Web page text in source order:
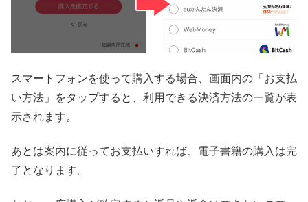
スマートフォンを使って購入する場合、画面内の「お支払
い方法」をタップすると、利用できる決済方法の一覧が表
示されます。
あとは案内に従ってお支払いすれば、電子書籍の購入は完
了となります。